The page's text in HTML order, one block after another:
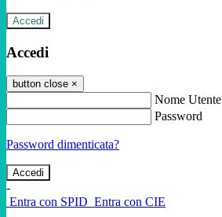
Accedi
Accedi
button close ×
Nome Utente
Password
Password dimenticata?
-
Entra con SPID Entra con CIE